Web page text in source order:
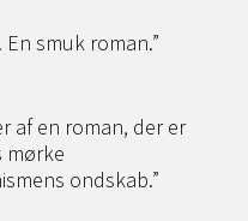
smuk roman.”
af en roman, der er
mørke
ondskab.”